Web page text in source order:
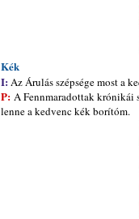
Kék
I: Az Árulás szépsége most a
P: A Fennmaradottak krónikái
lenne a kedvenc kék borítóm.